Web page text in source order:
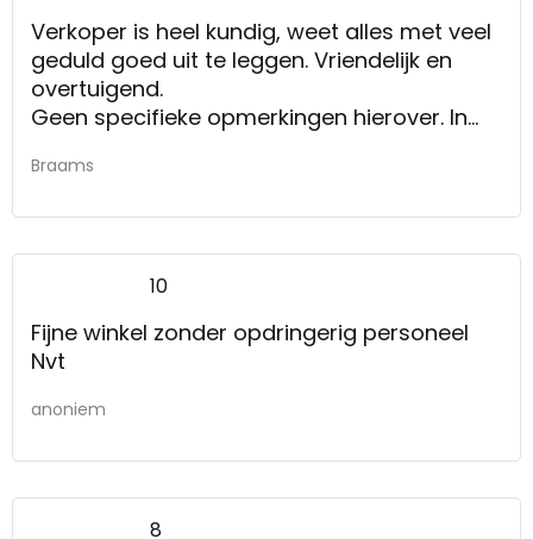
Verkoper is heel kundig, weet alles met veel
geduld goed uit te leggen. Vriendelijk en
overtuigend.
Geen specifieke opmerkingen hierover. In
kennis en kunde op dit niveau te hebben.
Braams
10
Fijne winkel zonder opdringerig personeel
Nvt
anoniem
8